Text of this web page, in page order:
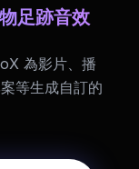
足跡音效
為影片、播
等生成自訂的